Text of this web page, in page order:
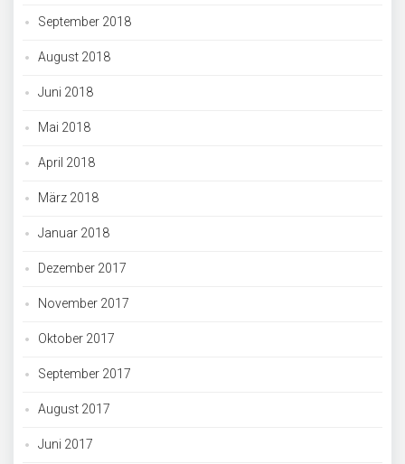
September 2018
August 2018
Juni 2018
Mai 2018
April 2018
März 2018
Januar 2018
Dezember 2017
November 2017
Oktober 2017
September 2017
August 2017
Juni 2017